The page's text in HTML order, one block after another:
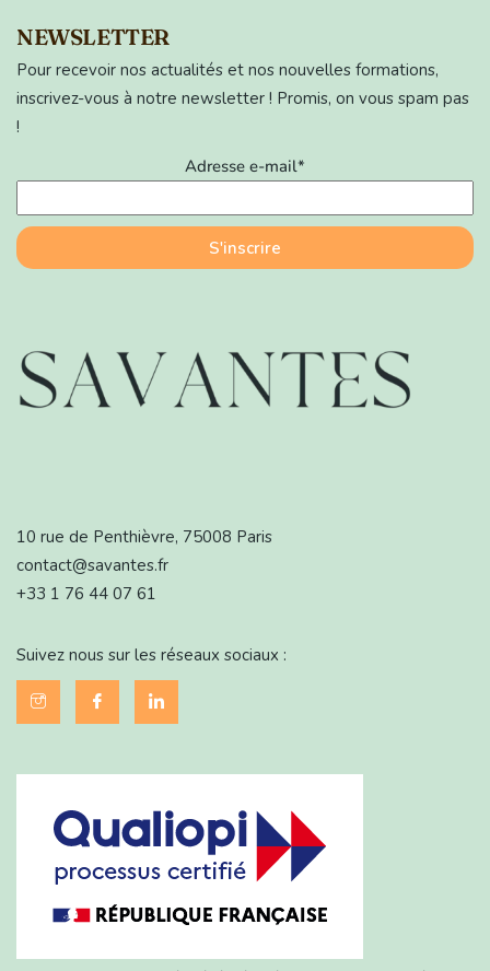
NEWSLETTER
Pour recevoir nos actualités et nos nouvelles formations,
inscrivez-vous à notre newsletter ! Promis, on vous spam pas
!
Adresse e-mail*
10 rue de Penthièvre, 75008 Paris
contact@savantes.fr
+33 1 76 44 07 61
Suivez nous sur les réseaux sociaux :